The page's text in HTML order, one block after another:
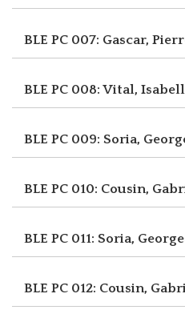
BLE PC 007: Gascar,
BLE PC 008: Vital,
BLE PC 009: Soria,
BLE PC 010: Cousin,
BLE PC 011: Soria,
BLE PC 012: Cousin,